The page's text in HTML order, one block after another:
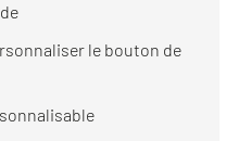
le bouton de